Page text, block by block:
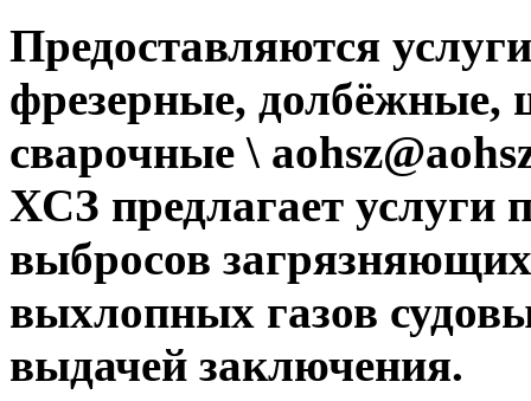
Предоставляются
фрезерные, долбёжные,
сварочные \
ХСЗ предлагает услуги
выбросов
выхлопных газов
выдачей заключения.